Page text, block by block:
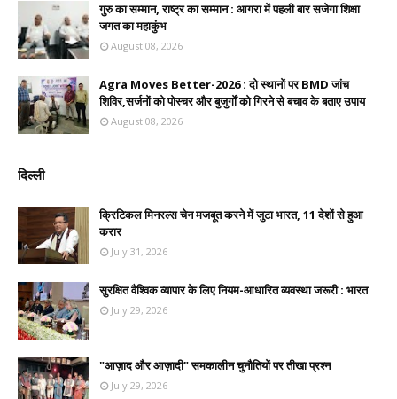
गुरु का सम्मान, राष्ट्र का सम्मान : आगरा में पहली बार सजेगा शिक्षा
जगत का महाकुंभ
August 08, 2026
Agra Moves Better-2026 : दो स्थानों पर BMD जांच
शिविर,सर्जनों को पोस्चर और बुजुर्गों को गिरने से बचाव के बताए उपाय
August 08, 2026
दिल्ली
क्रिटिकल मिनरल्स चेन मजबूत करने में जुटा भारत, 11 देशों से हुआ
करार
July 31, 2026
सुरक्षित वैश्विक व्यापार के लिए नियम-आधारित व्यवस्था जरूरी : भारत
July 29, 2026
"आज़ाद और आज़ादी" समकालीन चुनौतियों पर तीखा प्रश्न
July 29, 2026